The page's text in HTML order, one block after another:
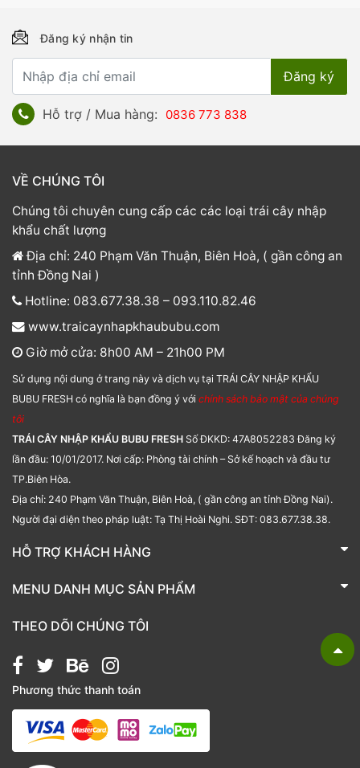
Đăng ký nhận tin
Hỗ trợ / Mua hàng: 0836 773 838
VỀ CHÚNG TÔI
Chúng tôi chuyên cung cấp các các loại trái cây nhập
khẩu chất lượng
Địa chỉ: 240 Phạm Văn Thuận, Biên Hoà, ( gần công an
tỉnh Đồng Nai )
Hotline: 083.677.38.38 – 093.110.82.46
www.traicaynhapkhaububu.com
Giờ mở cửa: 8h00 AM – 21h00 PM
Sử dụng nội dung ở trang này và dịch vụ tại TRÁI CÂY NHẬP KHẨU
BUBU FRESH có nghĩa là bạn đồng ý với chính sách bảo mật của chúng
tôi
TRÁI CÂY NHẬP KHẨU BUBU FRESH Số ĐKKD: 47A8052283 Đăng ký
lần đầu: 10/01/2017. Nơi cấp: Phòng tài chính – Sở kế hoạch và đầu tư
TP.Biên Hòa.
Địa chỉ: 240 Phạm Văn Thuận, Biên Hoà, ( gần công an tỉnh Đồng Nai).
Người đại diện theo pháp luật: Tạ Thị Hoài Nghi. SĐT: 083.677.38.38.
HỖ TRỢ KHÁCH HÀNG
TRÁI CÂY NHẬP KHẨU BUBU FRESH
MENU DANH MỤC SẢN PHẨM
Bánh kẹo
Giỏ quà tặng
Hạt chia
Hạt dẻ cười
Hạt hạnh nhân
THEO DÕI CHÚNG TÔI
Phương thức thanh toán